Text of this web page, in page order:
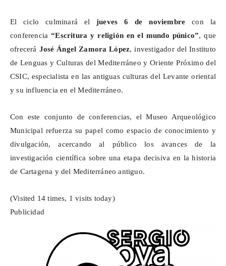
El ciclo culminará eljueves 6 de noviembre con la
conferencia“Escritura y religión en el mundo púnico”, que
ofrecerá José Ángel Zamora López, investigador del Instituto
de Lenguas y Culturas del Mediterráneo y Oriente Próximo del
CSIC, especialista en las antiguas culturas del Levante oriental
y su influencia en el Mediterráneo.
Con este conjunto de conferencias, el Museo Arqueológico
Municipal refuerza su papel como espacio de conocimiento y
divulgación, acercando al público los avances de la
investigación científica sobre una etapa decisiva en la historia
de Cartagena y del Mediterráneo antiguo.
(Visited 14 times, 1 visits today)
Publicidad